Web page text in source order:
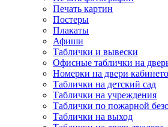
Печать картин
Постеры
Плакаты
Афиши
Таблички и вывески
Офисные таблички на
Номерки на двери
Таблички на детский сад
Таблички на учреждения
Таблички по пожарной
Таблички на выход